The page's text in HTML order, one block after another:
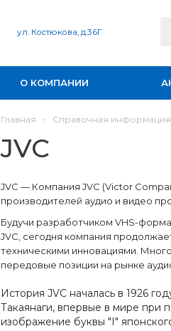
ул. Костюкова, д.36Г
О КОМПАНИИ
Главная - Справочная информация
JVC
JVC — Компания JVC (Victor
производителей аудио и видео
Будучи разработчиком VHS-
JVC, сегодня компания
техническими инновациями.
передовые позиции на рынке
История JVC началась в 1926
Такаянаги, впервые в мире при
изображение буквы "I"